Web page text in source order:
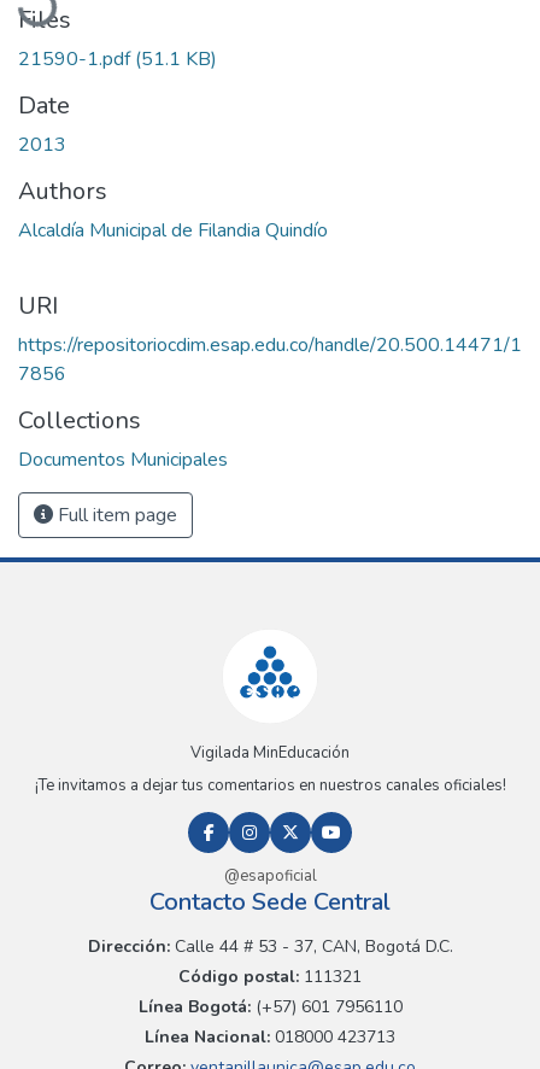
Files
21590-1.pdf(51.1 KB)
Date
2013
Authors
Alcaldía Municipal de Filandia Quindío
URI
https://repositoriocdim.esap.edu.co/handle/20.500.14471/1
7856
Collections
Documentos Municipales
Full item page
Vigilada MinEducación
¡Te invitamos a dejar tus comentarios en nuestros canales oficiales!
@esapoficial
Contacto Sede Central
Dirección:Calle 44 # 53 - 37, CAN, Bogotá D.C.
Código postal: 111321
Línea Bogotá:(+57) 601 7956110
Línea Nacional: 018000 423713